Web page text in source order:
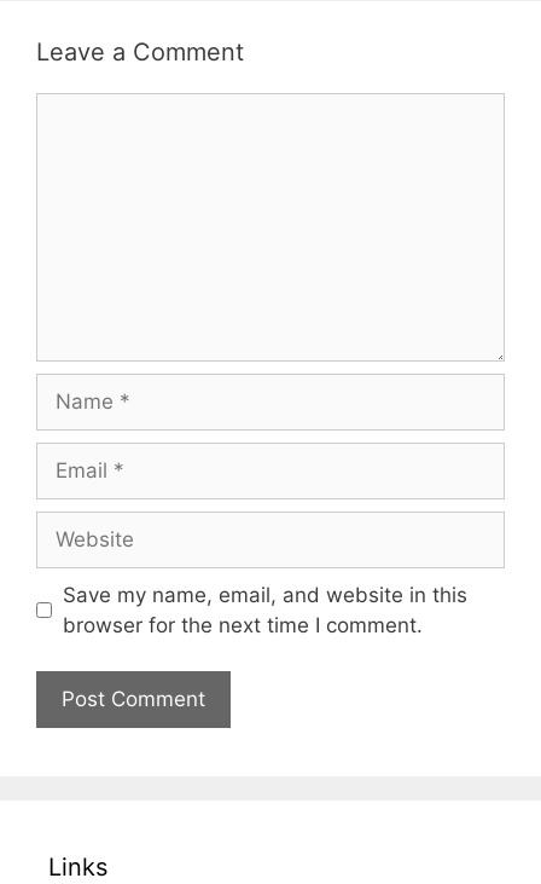
Leave a Comment
Save my name, email, and website in this
browser for the next time I comment.
Links